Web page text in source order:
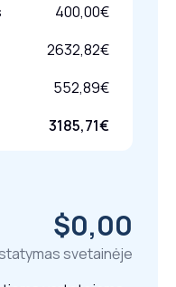
400,00€
2632,82€
552,89€
3185,71€
$0,00
svetainėje